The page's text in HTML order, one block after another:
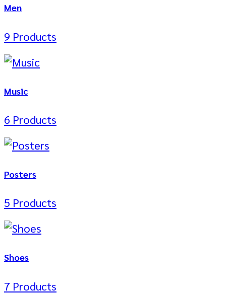
Men
9 Products
Music
6 Products
Posters
5 Products
Shoes
7 Products